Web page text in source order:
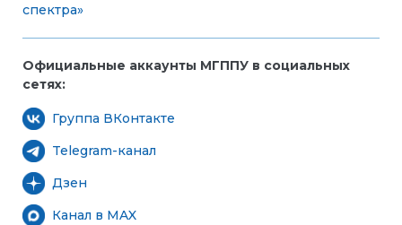
спектра»
Официальные аккаунты МГППУ в социальных
сетях:
Группа ВКонтакте
Telegram-канал
Дзен
Канал в MAX